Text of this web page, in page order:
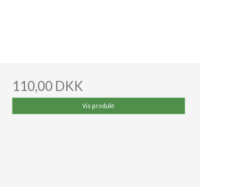
110,00 DKK
Vis produkt